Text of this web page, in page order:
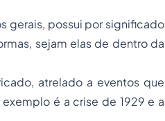
gerais, possui por significado
sejam elas de dentro da
atrelado a eventos que
é a crise de 1929 e a